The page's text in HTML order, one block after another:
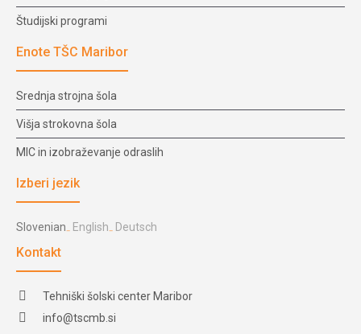
Študijski programi
Enote TŠC Maribor
Srednja strojna šola
Višja strokovna šola
MIC in izobraževanje odraslih
Izberi jezik
Slovenian English Deutsch
Kontakt
Tehniški šolski center Maribor
info@tscmb.si